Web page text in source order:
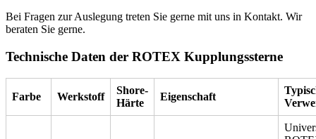
Bei Fragen zur Auslegung treten Sie gerne mit uns in Kontakt. Wir
beraten Sie gerne.
Technische Daten der ROTEX Kupplungssterne
Farbe Werkstoff
Shore-
Härte
Eigenschaft